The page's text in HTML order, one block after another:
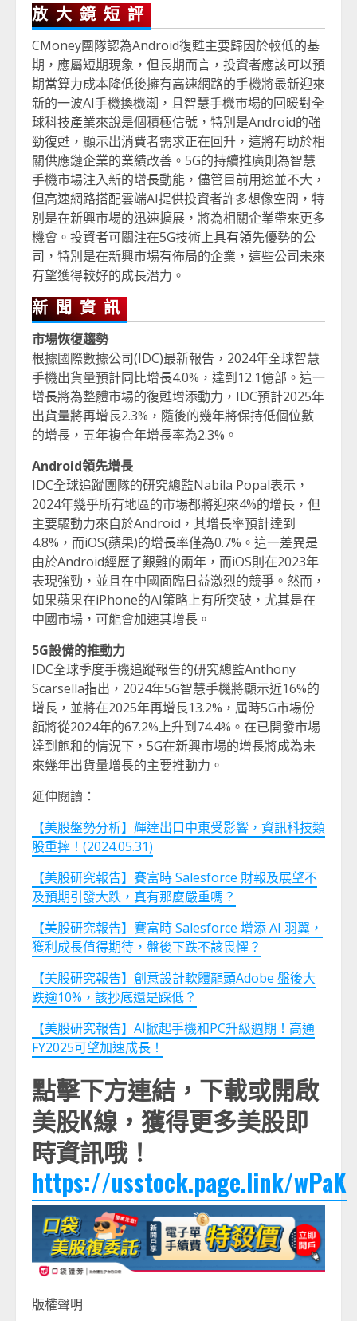
放大鏡短評
CMoney團隊認為Android復甦主要歸因於較低的基
期，應屬短期現象，但長期而言，投資者應該可以預
期當算力成本降低後擁有高速網路的手機將最新迎來
新的一波AI手機換機潮，且智慧手機市場的回暖對全
球科技產業來說是個積極信號，特別是Android的強
勁復甦，顯示出消費者需求正在回升，這將有助於相
關供應鏈企業的業績改善。5G的持續推廣則為智慧
手機市場注入新的增長動能，儘管目前用途並不大，
但高速網路搭配雲端AI提供投資者許多想像空間，特
別是在新興市場的迅速擴展，將為相關企業帶來更多
機會。投資者可關注在5G技術上具有領先優勢的公
司，特別是在新興市場有佈局的企業，這些公司未來
有望獲得較好的成長潛力。
新聞資訊
市場恢復趨勢
根據國際數據公司(IDC)最新報告，2024年全球智慧
手機出貨量預計同比增長4.0%，達到12.1億部。這一
增長將為整體市場的復甦增添動力，IDC預計2025年
出貨量將再增長2.3%，隨後的幾年將保持低個位數
的增長，五年複合年增長率為2.3%。
Android領先增長
IDC全球追蹤團隊的研究總監Nabila Popal表示，
2024年幾乎所有地區的市場都將迎來4%的增長，但
主要驅動力來自於Android，其增長率預計達到
4.8%，而iOS(蘋果)的增長率僅為0.7%。這一差異是
由於Android經歷了艱難的兩年，而iOS則在2023年
表現強勁，並且在中國面臨日益激烈的競爭。然而，
如果蘋果在iPhone的AI策略上有所突破，尤其是在
中國市場，可能會加速其增長。
5G設備的推動力
IDC全球季度手機追蹤報告的研究總監Anthony
Scarsella指出，2024年5G智慧手機將顯示近16%的
增長，並將在2025年再增長13.2%，屆時5G市場份
額將從2024年的67.2%上升到74.4%。在已開發市場
達到飽和的情況下，5G在新興市場的增長將成為未
來幾年出貨量增長的主要推動力。
延伸閱讀：
【美股盤勢分析】輝達出口中東受影響，資訊科技類
股重摔！(2024.05.31)
【美股研究報告】賽富時 Salesforce 財報及展望不
及預期引發大跌，真有那麼嚴重嗎？
【美股研究報告】賽富時 Salesforce 增添 AI 羽翼，
獲利成長值得期待，盤後下跌不該畏懼？
【美股研究報告】創意設計軟體龍頭Adobe 盤後大
跌逾10%，該抄底還是踩低？
【美股研究報告】AI掀起手機和PC升級週期！高通
FY2025可望加速成長！
點擊下方連結，下載或開啟
美股K線，獲得更多美股即
時資訊哦！
https://usstock.page.link/wPaK
版權聲明